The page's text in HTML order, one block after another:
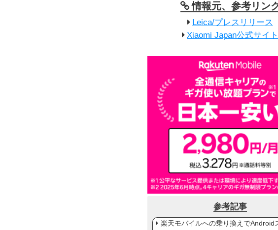
情報元、参考リン
Leica/プレスリリース
Xiaomi Japan公式サイト
参考記事
楽天モバイルへの乗り換えでAndroid